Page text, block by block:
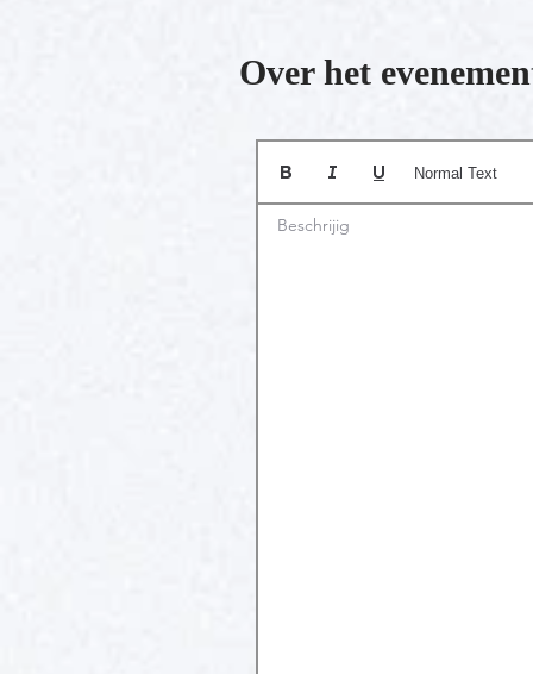
Over het
Beschrijig
Normal Text